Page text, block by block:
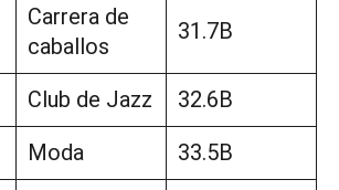
Carrera de
caballos
31.7B
Club de Jazz
32.6B
Moda
33.5B